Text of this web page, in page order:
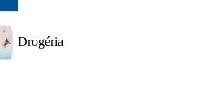
Drogéria